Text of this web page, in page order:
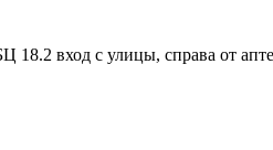
18.2 вход с улицы, справа от